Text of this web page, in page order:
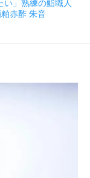
い」熟練の鮨職人
赤酢 朱音